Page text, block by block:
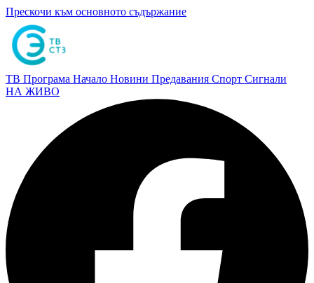
Прескочи към основното съдържание
ТВ Програма Начало Новини Предавания Спорт Сигнали
НА ЖИВО